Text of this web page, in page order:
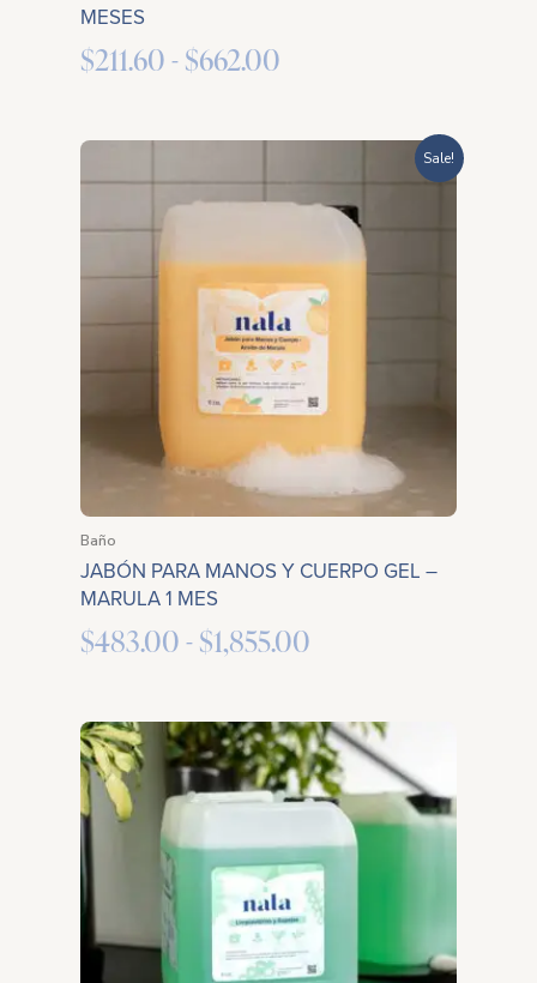
MESES
$211.60-$662.00
Sale!
Baño
JABÓN PARA MANOS Y CUERPO GEL –
MARULA 1 MES
$483.00-$1,855.00
de
precios:
desde
$483.00
hasta
Rango
de
precios:
desde
$405.00
hasta
$1,230.00